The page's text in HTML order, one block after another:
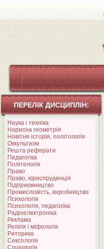
ПЕРЕЛІК ДИСЦИПЛІН:
Наука і техніка
Нарисна геометрія
Новітня історія, політологія
Оккультизм
Решта реферати
Педагогіка
Політологія
Право
Право, юриспруденція
Підприємництво
Промисловість, виробництво
Психологія
Психологія, педагогіка
Радіоелектроніка
Реклама
Релігія і міфологія
Риторика
Сексологія
Соціологія